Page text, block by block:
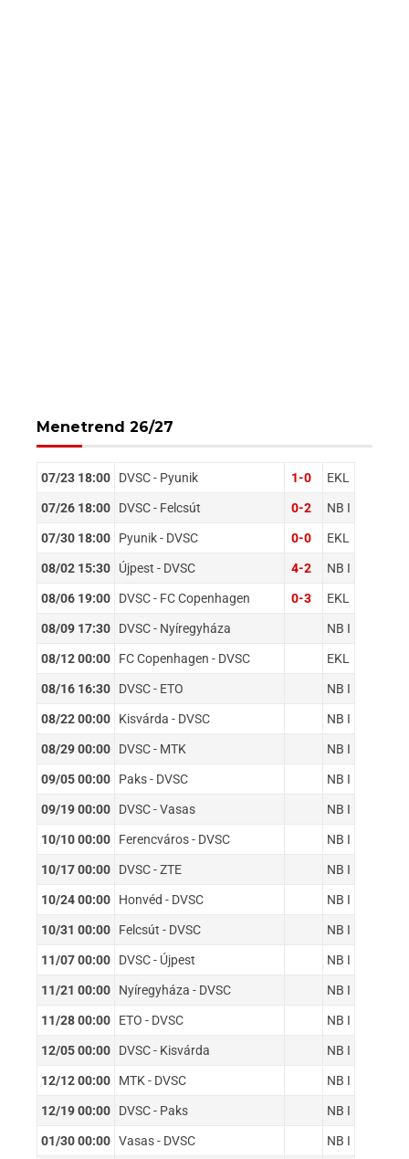
Menetrend 26/27
07/23 18:00 DVSC - Pyunik 1-0 EKL
07/26 18:00 DVSC - Felcsút 0-2 NB I
07/30 18:00 Pyunik - DVSC 0-0 EKL
08/02 15:30 Újpest - DVSC 4-2 NB I
08/06 19:00 DVSC - FC Copenhagen 0-3 EKL
08/09 17:30 DVSC - Nyíregyháza NB I
08/12 00:00 FC Copenhagen - DVSC EKL
08/16 16:30 DVSC - ETO NB I
08/22 00:00 Kisvárda - DVSC NB I
08/29 00:00 DVSC - MTK NB I
09/05 00:00 Paks - DVSC NB I
09/19 00:00 DVSC - Vasas NB I
10/10 00:00 Ferencváros - DVSC NB I
10/17 00:00 DVSC - ZTE NB I
10/24 00:00 Honvéd - DVSC NB I
10/31 00:00 Felcsút - DVSC NB I
11/07 00:00 DVSC - Újpest NB I
11/21 00:00 Nyíregyháza - DVSC NB I
11/28 00:00 ETO - DVSC NB I
12/05 00:00 DVSC - Kisvárda NB I
12/12 00:00 MTK - DVSC NB I
12/19 00:00 DVSC - Paks NB I
01/30 00:00 Vasas - DVSC NB I